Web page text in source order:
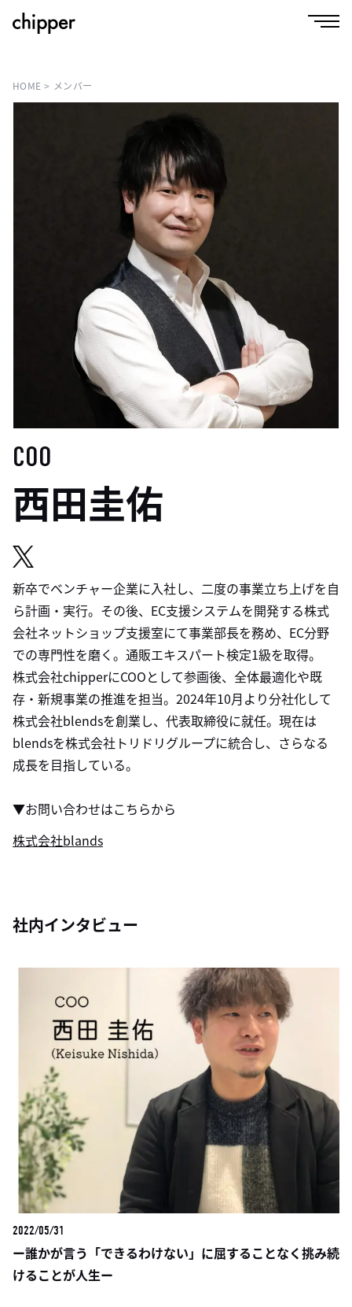
HOME メンバー
COO
西田圭佑
新卒でベンチャー企業に入社し、二度の事業立ち上げを自
ら計画・実行。その後、EC支援システムを開発する株式
会社ネットショップ支援室にて事業部長を務め、EC分野
での専門性を磨く。通販エキスパート検定1級を取得。
株式会社chipperにCOOとして参画後、全体最適化や既
存・新規事業の推進を担当。2024年10月より分社化して
株式会社blendsを創業し、代表取締役に就任。現在は
blendsを株式会社トリドリグループに統合し、さらなる
成長を目指している。
▼お問い合わせはこちらから
株式会社blands
社内インタビュー
2022/05/31
ー誰かが言う「できるわけない」に屈することなく挑み続
けることが人生ー